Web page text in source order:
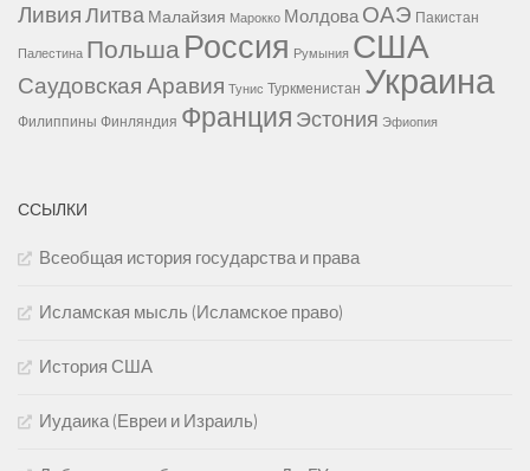
ЛивияЛитва Малайзия Марокко Молдова ОАЭ Пакистан
Палестина Польша Россия Румыния США
Саудовская Аравия Тунис Туркменистан Украина
Филиппины Финляндия Франция Эстония Эфиопия
ССЫЛКИ
Всеобщая история государства и права
Исламская мысль (Исламское право)
История США
Иудаика (Евреи и Израиль)